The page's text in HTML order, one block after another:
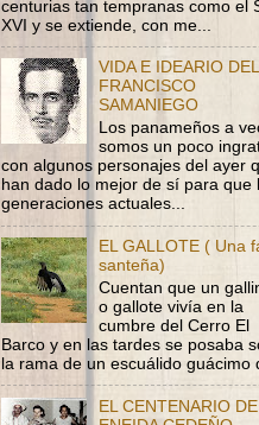
centurias tan tempranas como el
XVI y se extiende, con me...
VIDA E IDEARIO
FRANCISCO
SAMANIEGO
Los panameños a
somos un poco
con algunos personajes del ayer
han dado lo mejor de sí para que
generaciones actuales...
EL GALLOTE ( Una
santeña)
Cuentan que un
o gallote vivía en la
cumbre del Cerro El
Barco y en las tardes se posaba
la rama de un escuálido guácimo
EL CENTENARIO DE